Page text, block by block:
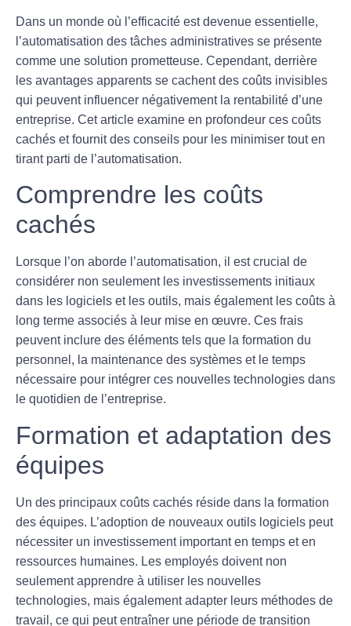
Dans un monde où l’efficacité est devenue essentielle,
l’automatisation des tâches administratives se présente
comme une solution prometteuse. Cependant, derrière
les avantages apparents se cachent des coûts invisibles
qui peuvent influencer négativement la rentabilité d’une
entreprise. Cet article examine en profondeur ces coûts
cachés et fournit des conseils pour les minimiser tout en
tirant parti de l’automatisation.
Comprendre les coûts
cachés
Lorsque l’on aborde l’automatisation, il est crucial de
considérer non seulement les investissements initiaux
dans les logiciels et les outils, mais également les coûts à
long terme associés à leur mise en œuvre. Ces frais
peuvent inclure des éléments tels que la formation du
personnel, la maintenance des systèmes et le temps
nécessaire pour intégrer ces nouvelles technologies dans
le quotidien de l’entreprise.
Formation et adaptation des
équipes
Un des principaux coûts cachés réside dans la formation
des équipes. L’adoption de nouveaux outils logiciels peut
nécessiter un investissement important en temps et en
ressources humaines. Les employés doivent non
seulement apprendre à utiliser les nouvelles
technologies, mais également adapter leurs méthodes de
travail, ce qui peut entraîner une période de transition